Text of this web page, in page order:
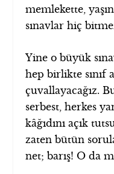
memlekette,
sınavlar hiç
Yine o büyük
hep birlikte sınıf
çuvallayacağız.
serbest, herkes
kâğıdını açık
zaten bütün
net; barış! O da